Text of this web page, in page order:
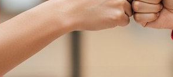
2 mil millones
Ingeniería e Instalaciones fue la obra
paseo de la Reforma de la Ciudad de